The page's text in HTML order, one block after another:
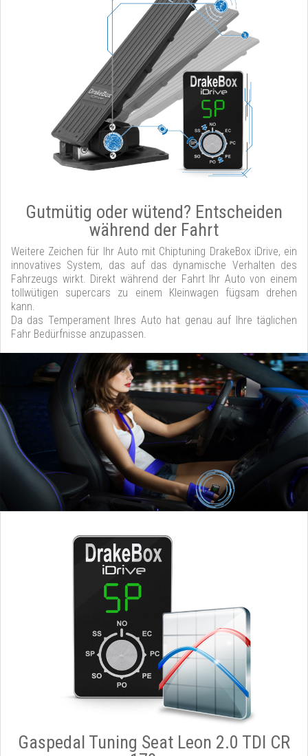
Gutmütig oder wütend? Entscheiden
während der Fahrt
Weitere Zeichen für Ihr Auto mit Chiptuning DrakeBox iDrive, ein
innovatives System, das auf das dynamische Verhalten des
Fahrzeugs wirkt. Direkt während der Fahrt Ihr Auto von einem
tollwütigen supercars zu einem Kleinwagen fügsam drehen
kann.
Da das Temperament Ihres Auto hat genau auf Ihre täglichen
Fahr Bedürfnisse anzupassen.
Gaspedal Tuning Seat Leon 2.0 TDI CR